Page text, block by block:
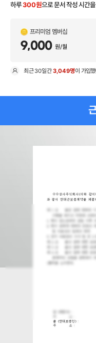
하루300원으로 문서 작성 시간
프리미엄 멤버십
9,000 원/월
최근30일간3,049명이 가입